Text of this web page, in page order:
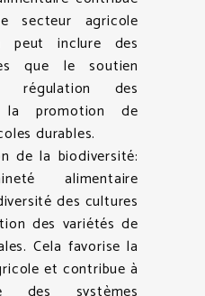
secteur agricole
peut inclure des
que le soutien
régulation des
promotion de
durables.
de la biodiversité:
alimentaire
des cultures
des variétés de
Cela favorise la
et contribue à